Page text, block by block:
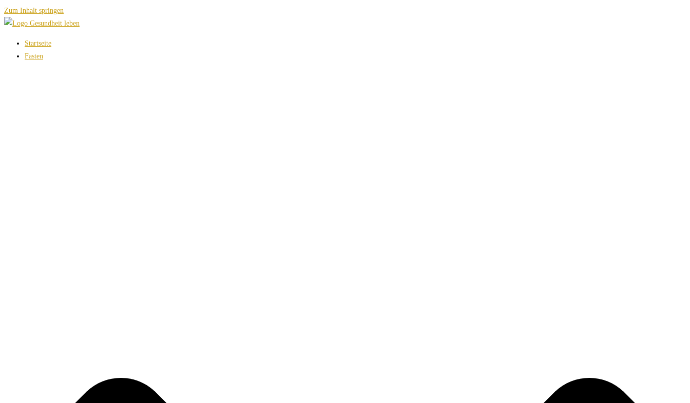
Zum Inhalt springen
Startseite
Fasten